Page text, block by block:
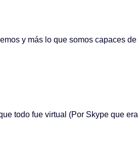
y más lo que somos capaces de
todo fue virtual (Por Skype que era